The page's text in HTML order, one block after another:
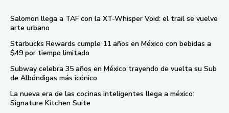
Salomon llega a TAF con la XT-Whisper Void: el trail se vuelve
arte urbano
Starbucks Rewards cumple 11 años en México con bebidas a
$49 por tiempo limitado
Subway celebra 35 años en México trayendo de vuelta su Sub
de Albóndigas más icónico
La nueva era de las cocinas inteligentes llega a méxico:
Signature Kitchen Suite